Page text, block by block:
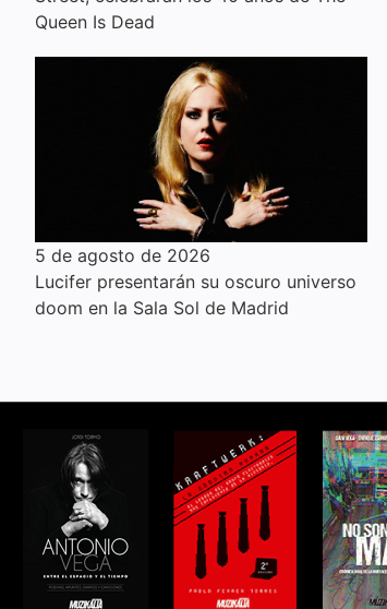
Queen Is Dead
5 de agosto de 2026
Lucifer presentarán su oscuro universo
doom en la Sala Sol de Madrid